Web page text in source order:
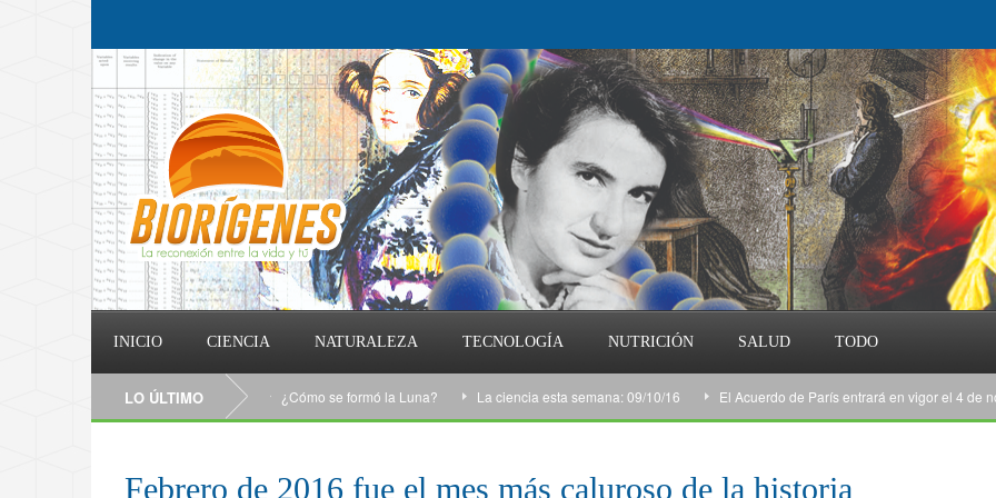
INICIO CIENCIA NATURALEZA TECNOLOGÍA NUTRICIÓN SALUD TODO
LO ÚLTIMO ¿Cómo se formó la Luna? La ciencia esta semana: 09/10/16 El Acuerdo de París entrará en vigor el 4 de
Febrero de 2016 fue el mes más caluroso de la historia